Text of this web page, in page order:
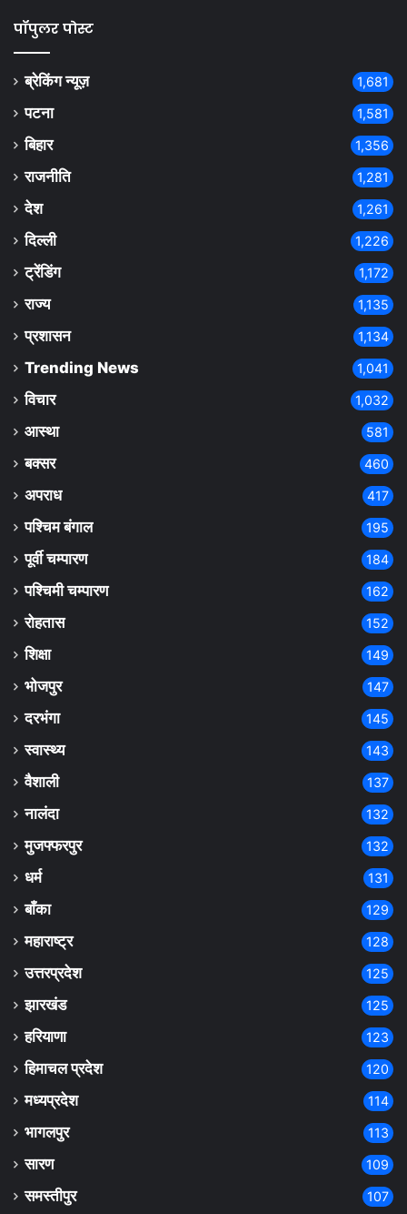
पॉपुलर पोस्ट
ब्रेकिंग न्यूज़ 1,681
पटना 1,581
बिहार 1,356
राजनीति 1,281
देश 1,261
दिल्ली 1,226
ट्रेंडिंग 1,172
राज्य 1,135
प्रशासन 1,134
Trending News 1,041
विचार 1,032
आस्था 581
बक्सर 460
अपराध 417
पश्चिम बंगाल 195
पूर्वी चम्पारण 184
पश्चिमी चम्पारण 162
रोहतास 152
शिक्षा 149
भोजपुर 147
दरभंगा 145
स्वास्थ्य 143
वैशाली 137
नालंदा 132
मुजफ्फरपुर 132
धर्म 131
बाँका 129
महाराष्ट्र 128
उत्तरप्रदेश 125
झारखंड 125
हरियाणा 123
हिमाचल प्रदेश 120
मध्यप्रदेश 114
भागलपुर 113
सारण 109
समस्तीपुर 107